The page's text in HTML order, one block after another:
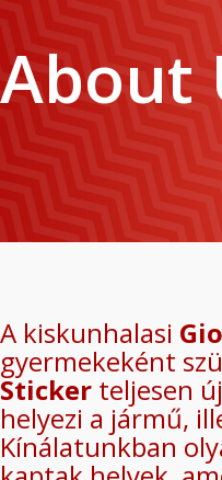
About
A kiskunhalasi
gyermekeként
Sticker teljesen
helyezi a jármű,
Kínálatunkban